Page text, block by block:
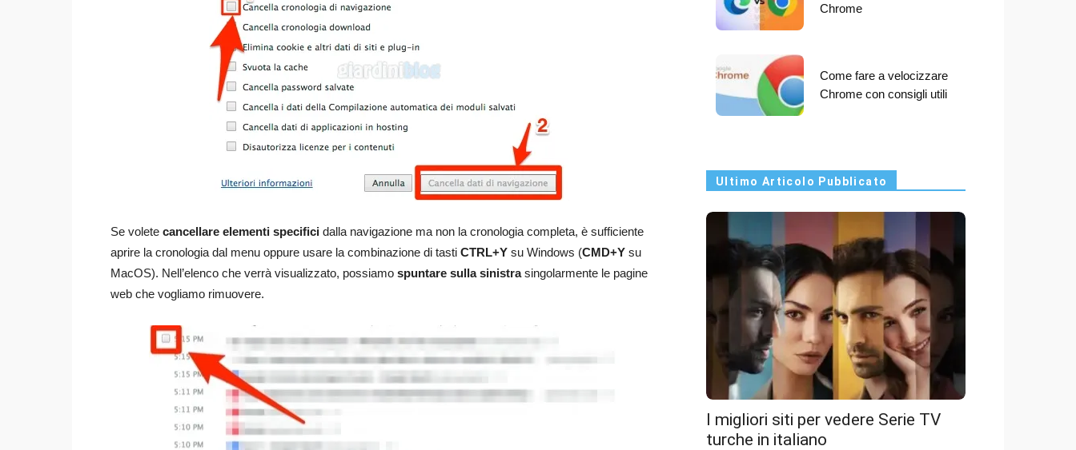
Se volete cancellare elementi specifici dalla navigazione ma non la cronologia completa, è sufficiente
aprire la cronologia dal menu oppure usare la combinazione di tasti CTRL+Y su Windows (CMD+Y su
MacOS). Nell’elenco che verrà visualizzato, possiamo spuntare sulla sinistrasingolarmente le pagine
web che vogliamo rimuovere.
Chrome
Come fare a velocizzare
Chrome con consigli utili
Ultimo Articolo Pubblicato
I migliori siti per vedere Serie TV
turche in italiano